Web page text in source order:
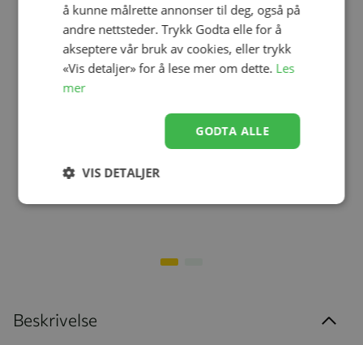
Beskrivelse
kr 188,30
Smokk, BIBS, Supreme,
å kunne målrette annonser til deg, også på
andre nettsteder. Trykk Godta elle for å
akseptere vår bruk av cookies, eller trykk
«Vis detaljer» for å lese mer om dette. Les
mer
GODTA ALLE
VIS DETALJER